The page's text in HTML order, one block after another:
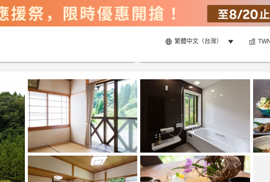
繁體中文（台灣） TWN